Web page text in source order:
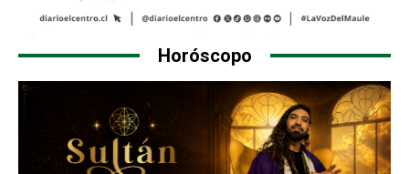
Horóscopo